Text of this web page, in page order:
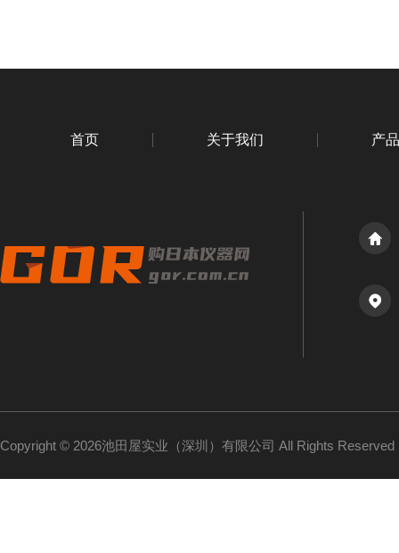
首页 关于我们 产
Copyright © 2026池田屋实业（深圳）有限公司 All Rights